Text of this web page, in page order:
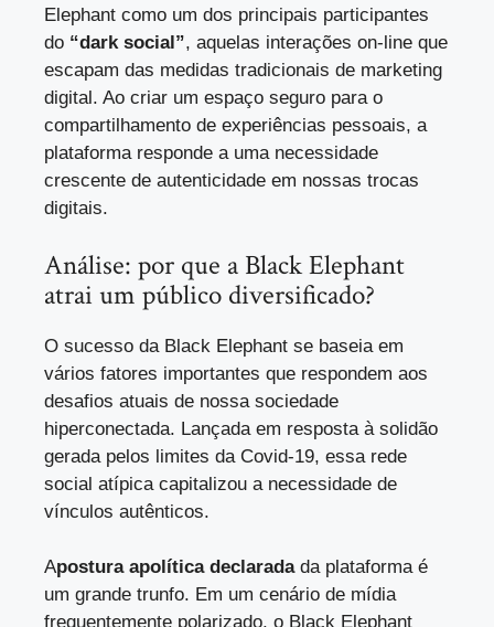
Elephant como um dos principais participantes
do “dark social”, aquelas interações on-line que
escapam das medidas tradicionais de marketing
digital. Ao criar um espaço seguro para o
compartilhamento de experiências pessoais, a
plataforma responde a uma necessidade
crescente de autenticidade em nossas trocas
digitais.
Análise: por que a Black Elephant
atrai um público diversificado?
O sucesso da Black Elephant se baseia em
vários fatores importantes que respondem aos
desafios atuais de nossa sociedade
hiperconectada. Lançada em resposta à solidão
gerada pelos limites da Covid-19, essa rede
social atípica capitalizou a necessidade de
vínculos autênticos.
Apostura apolítica declaradada plataforma é
um grande trunfo. Em um cenário de mídia
frequentemente polarizado, o Black Elephant